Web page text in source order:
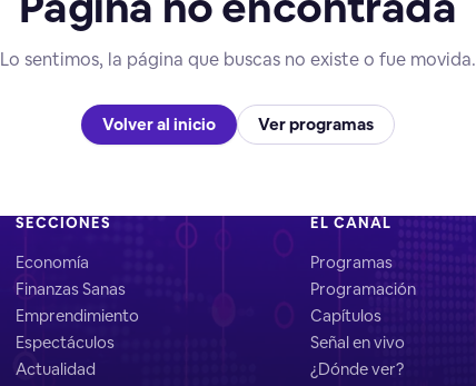
Lo sentimos, la página que buscas no existe o fue movida.
Volver al inicio Ver programas
SECCIONES
Economía
Finanzas Sanas
Emprendimiento
Espectáculos
Actualidad
EL CANAL
Programas
Programación
Capítulos
Señal en vivo
¿Dónde ver?